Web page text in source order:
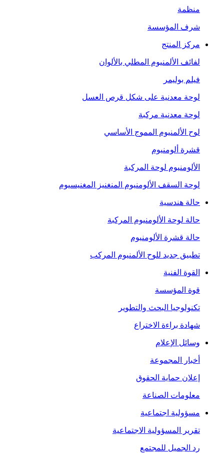
منظمة
شرف المؤسسة
مركز المنتج
لفائف الألمنيوم المطلي بالألوان
فيلم بوليمر
لوحة معدنية على شكل قرص العسل
لوحة معدنية مركبة
لوح الألمنيوم المموج الأساسي
قشرة ألومنيوم
الألومنيوم لوحة المركبة
لوحة السقف الألومنيوم المنغنيز المغنيسيوم
حالة هندسية
حالة لوحة الألومنيوم المركبة
حالة قشرة الألومنيوم
تطبيق جديد للوح الألمنيوم المركب
القوة الفنية
قوة المؤسسة
تكنولوجيا البحث والتطوير
شهادة براءة الاختراع
وسائل الإعلام
أخبار المجموعة
إعلان حماية الحقوق
معلومات الصناعة
مسؤولية اجتماعية
تقرير المسؤولية الاجتماعية
رد الجميل للمجتمع